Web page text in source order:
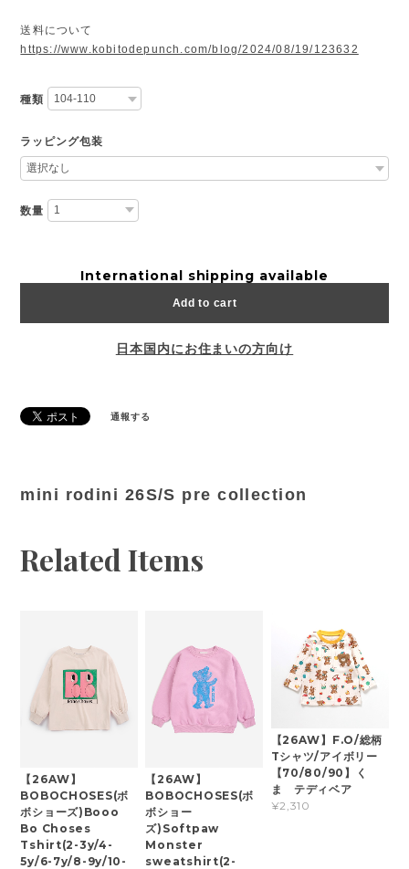
送料について
https://www.kobitodepunch.com/blog/2024/08/19/123632
種類
ラッピング包装
数量
International shipping available
Add to cart
日本国内にお住まいの方向け
通報する
mini rodini 26S/S pre collection
Related Items
【26AW】
BOBOCHOSES(ボ
ボショーズ)Booo
Bo Choses
Tshirt(2-3y/4-
5y/6-7y/8-9y/10-
【26AW】
BOBOCHOSES(ボ
ボショー
ズ)Softpaw
Monster
sweatshirt(2-
【26AW】F.O/総柄
Tシャツ/アイボリー
【70/80/90】く
ま テディベア
¥2,310